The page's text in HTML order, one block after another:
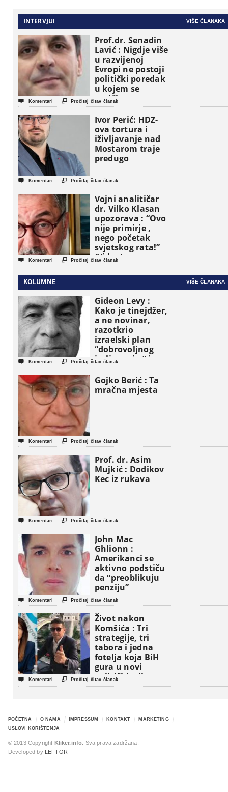
INTERVJUI VIŠE ČLANAKA
Prof.dr. Senadin
Lavić : Nigdje više
u razvijenoj
Evropi ne postoji
politički poredak
u kojem se
etničke grupe
pojavljuju kao
osnovne
političke jedinice
 Komentari  Pročitaj čitav članak
Ivor Perić: HDZ-
ova tortura i
iživljavanje nad
Mostarom traje
predugo
 Komentari  Pročitaj čitav članak
Vojni analitičar
dr. Vilko Klasan
upozorava : “Ovo
nije primirje ,
nego početak
svjetskog rata!”
(Video)
 Komentari  Pročitaj čitav članak
KOLUMNE VIŠE ČLANAKA
Gideon Levy :
Kako je tinejdžer,
a ne novinar,
razotkrio
izraelski plan
“dobrovoljnog
iseljavanja ” iz
Gaze
 Komentari  Pročitaj čitav članak
Gojko Berić : Ta
mračna mjesta
 Komentari  Pročitaj čitav članak
Prof. dr. Asim
Mujkić : Dodikov
Kec iz rukava
 Komentari  Pročitaj čitav članak
John Mac
Ghlionn :
Amerikanci se
aktivno podstiču
da “preoblikuju
penziju”
 Komentari  Pročitaj čitav članak
Život nakon
Komšića : Tri
strategije, tri
tabora i jedna
fotelja koja BiH
gura u novi
politički triler
 Komentari  Pročitaj čitav članak
POČETNA O NAMA IMPRESSUM KONTAKT
MARKETING
USLOVI KORIŠTENJA
© 2013 Copyright Kliker.info . Sva prava zadržana.
Developed by
LEFTOR